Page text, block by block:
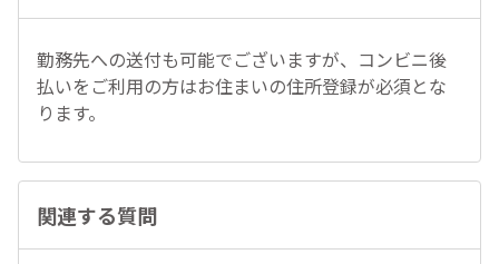
勤務先への送付も可能でございますが、コンビニ後
払いをご利用の方はお住まいの住所登録が必須とな
ります。
関連する質問